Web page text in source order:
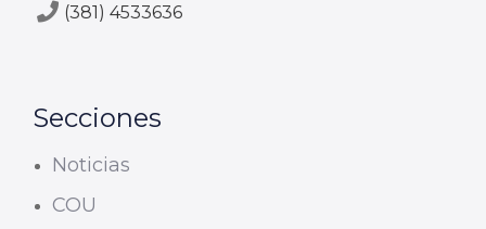
(381) 4533636
Secciones
Noticias
COU